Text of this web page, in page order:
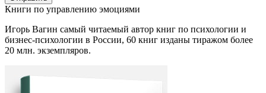
Книги по управлению эмоциями
Игорь Вагин самый читаемый автор книг по психологии и
бизнес-психологии в России, 60 книг изданы тиражом более
20 млн. экземпляров.